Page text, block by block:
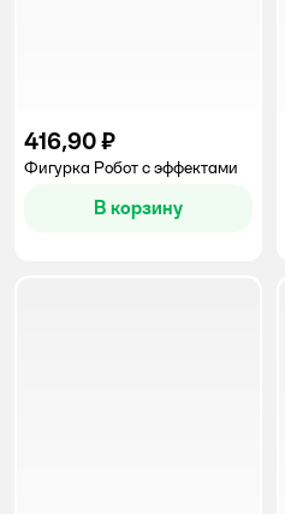
416,90 ₽
Фигурка Робот с эффектами
В корзину